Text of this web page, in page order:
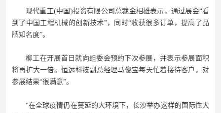
现代重工(中国)投资有限公司总裁金相雄表示，通过展会“看
到了中国工程机械的创新技术”，同时“收获很多订单，提高了品
牌知名度”。
柳工在开展首日就向组委会预约下次参展，并表示参展面积
将再扩大一倍。恒远科技副总经理马俊宝每天忙着接待客户，对
参展结果“很满意”。
“在全球疫情仍在蔓延的大环境下，长沙举办这样的国际性大